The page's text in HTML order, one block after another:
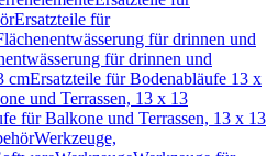
Ersatzteile für
für drinnen und
für drinnen und
cmErsatzteile für Bodenabläufe 13 x
und Terrassen, 13 x 13
für Balkone und Terrassen, 13 x 13
Werkzeuge,